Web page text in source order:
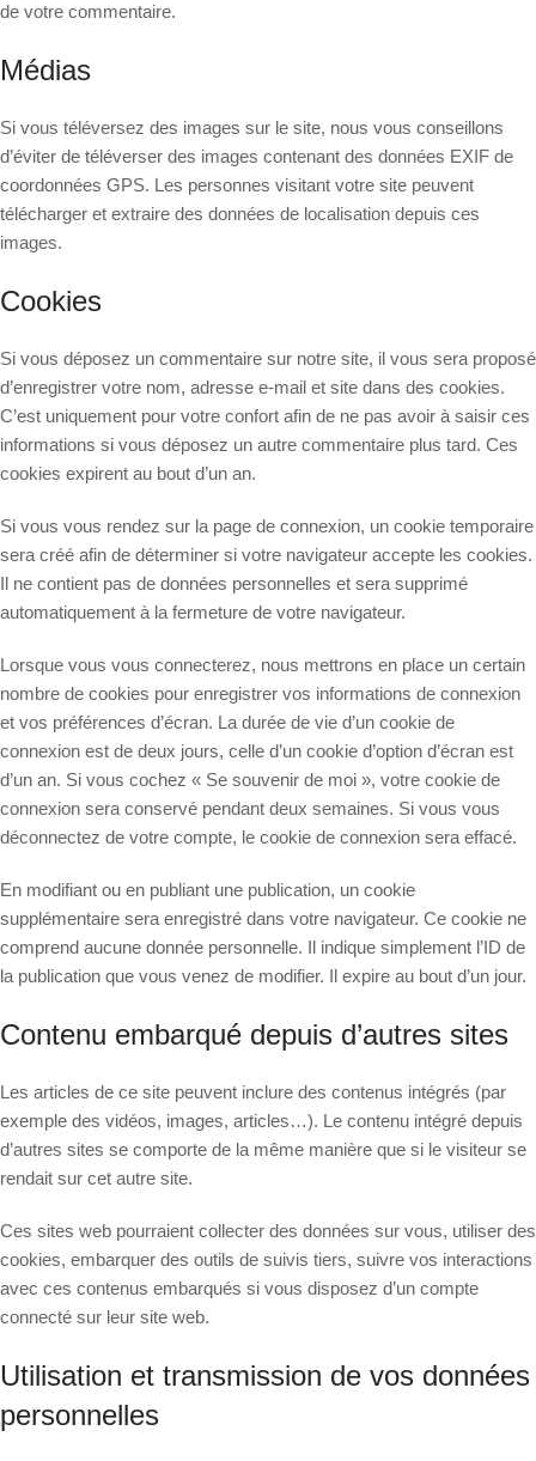
de votre commentaire.
Médias
Si vous téléversez des images sur le site, nous vous conseillons
d’éviter de téléverser des images contenant des données EXIF de
coordonnées GPS. Les personnes visitant votre site peuvent
télécharger et extraire des données de localisation depuis ces
images.
Cookies
Si vous déposez un commentaire sur notre site, il vous sera proposé
d’enregistrer votre nom, adresse e-mail et site dans des cookies.
C’est uniquement pour votre confort afin de ne pas avoir à saisir ces
informations si vous déposez un autre commentaire plus tard. Ces
cookies expirent au bout d’un an.
Si vous vous rendez sur la page de connexion, un cookie temporaire
sera créé afin de déterminer si votre navigateur accepte les cookies.
Il ne contient pas de données personnelles et sera supprimé
automatiquement à la fermeture de votre navigateur.
Lorsque vous vous connecterez, nous mettrons en place un certain
nombre de cookies pour enregistrer vos informations de connexion
et vos préférences d’écran. La durée de vie d’un cookie de
connexion est de deux jours, celle d’un cookie d’option d’écran est
d’un an. Si vous cochez « Se souvenir de moi », votre cookie de
connexion sera conservé pendant deux semaines. Si vous vous
déconnectez de votre compte, le cookie de connexion sera effacé.
En modifiant ou en publiant une publication, un cookie
supplémentaire sera enregistré dans votre navigateur. Ce cookie ne
comprend aucune donnée personnelle. Il indique simplement l’ID de
la publication que vous venez de modifier. Il expire au bout d’un jour.
Contenu embarqué depuis d’autres sites
Les articles de ce site peuvent inclure des contenus intégrés (par
exemple des vidéos, images, articles…). Le contenu intégré depuis
d’autres sites se comporte de la même manière que si le visiteur se
rendait sur cet autre site.
Ces sites web pourraient collecter des données sur vous, utiliser des
cookies, embarquer des outils de suivis tiers, suivre vos interactions
avec ces contenus embarqués si vous disposez d’un compte
connecté sur leur site web.
Utilisation et transmission de vos données
personnelles